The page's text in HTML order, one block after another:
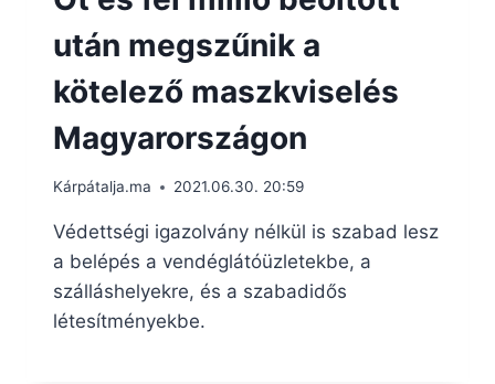
után megszűnik a
kötelező maszkviselés
Magyarországon
Kárpátalja.ma 2021.06.30. 20:59
Védettségi igazolvány nélkül is szabad lesz
a belépés a vendéglátóüzletekbe, a
szálláshelyekre, és a szabadidős
létesítményekbe.